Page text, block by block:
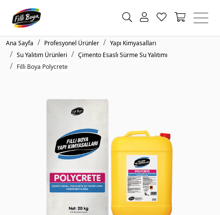
Ana Sayfa Profesyonel Ürünler
Yapı Kimyasalları
Su Yalıtım Ürünleri
Çimento Esaslı Sürme Su Yalıtımı
Filli Boya Polycrete